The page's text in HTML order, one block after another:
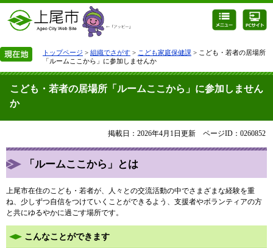
トップページ > 組織でさがす > こども家庭保健課 > こども・若者の居場所
「ルームここから」に参加しませんか
こども・若者の居場所「ルームここから」に参加しません
か
掲載日：2026年4月1日更新 ページID：0260852
「ルームここから」とは
上尾市在住のこども・若者が、人々との交流活動の中でさまざまな経験を重
ね、少しずつ自信をつけていくことができるよう、支援者やボランティアの方
と共にゆるやかに過ごす場所です。
こんなことができます